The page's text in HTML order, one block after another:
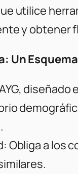
utilice
y obtener
Un
Obliga a los